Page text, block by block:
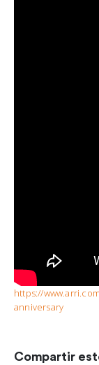
https://
anniversary
Compartir